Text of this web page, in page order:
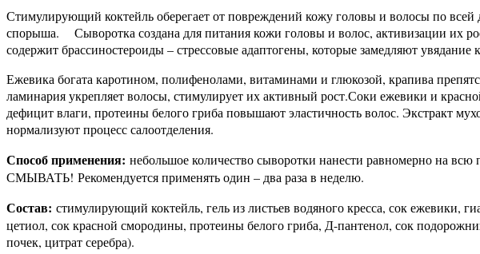
Стимулирующий коктейль оберегает от повреждений кожу головы и волосы по
спорыша. Сыворотка создана для питания кожи головы и волос, активизации их
содержит брассиностероиды – стрессовые адаптогены, которые замедляют
Ежевика богата каротином, полифенолами, витаминами и глюкозой, крапива
ламинария укрепляет волосы, стимулирует их активный рост.Соки ежевики и
дефицит влаги, протеины белого гриба повышают эластичность волос.
нормализуют процесс салоотделения.
Способ применения: небольшое количество сыворотки нанести равномерно на
СМЫВАТЬ! Рекомендуется применять один – два раза в неделю.
Состав: стимулирующий коктейль, гель из листьев водяного кресса, сок ежевики,
цетиол, сок красной смородины, протеины белого гриба, Д-пантенол, сок
почек, цитрат серебра).